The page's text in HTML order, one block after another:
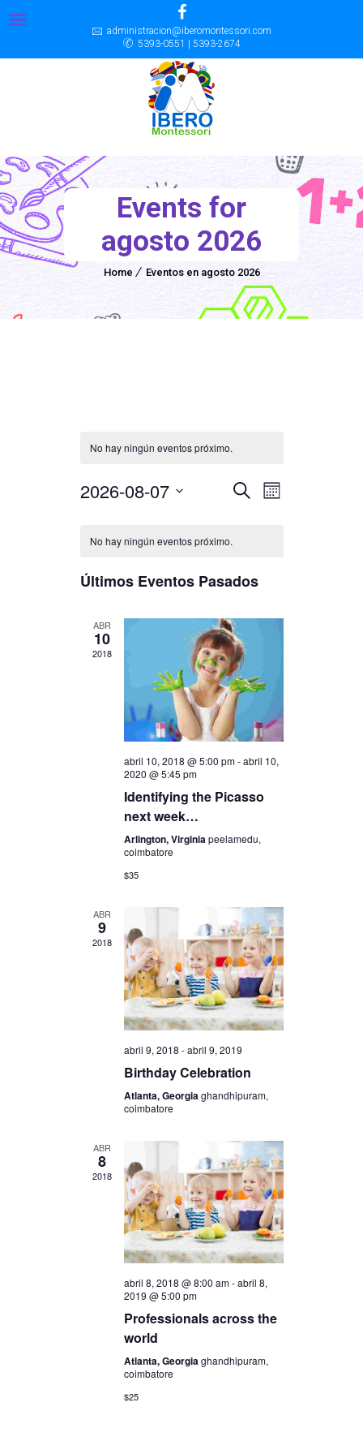
administracion@iberomontessori.com
5393-0551 | 5393-2674
Events for
agosto 2026
Home Eventos en agosto 2026
No hay ningún eventos próximo.
Búsqueda
navegació
de
de
Eventos
BUSCAR
MES
2026-08-07
Seleccionar
No hay ningún eventos próximo.
Últimos Eventos Pasados
ABR
10
2018
abril 10, 2018 @ 5:00 pm-abril 10,
2020 @ 5:45 pm
Identifying the Picasso
next week…
Arlington, Virginiapeelamedu,
coimbatore
$35
ABR
9
2018
abril 9, 2018 -abril 9, 2019
Birthday Celebration
Atlanta, Georgia ghandhipuram,
coimbatore
ABR
8
2018
abril 8, 2018 @ 8:00 am-abril 8,
2019 @ 5:00 pm
Professionals across the
world
Atlanta, Georgiaghandhipuram,
coimbatore
$25